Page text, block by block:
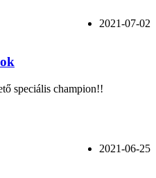
2021-07-02
speciális champion!!
2021-06-25